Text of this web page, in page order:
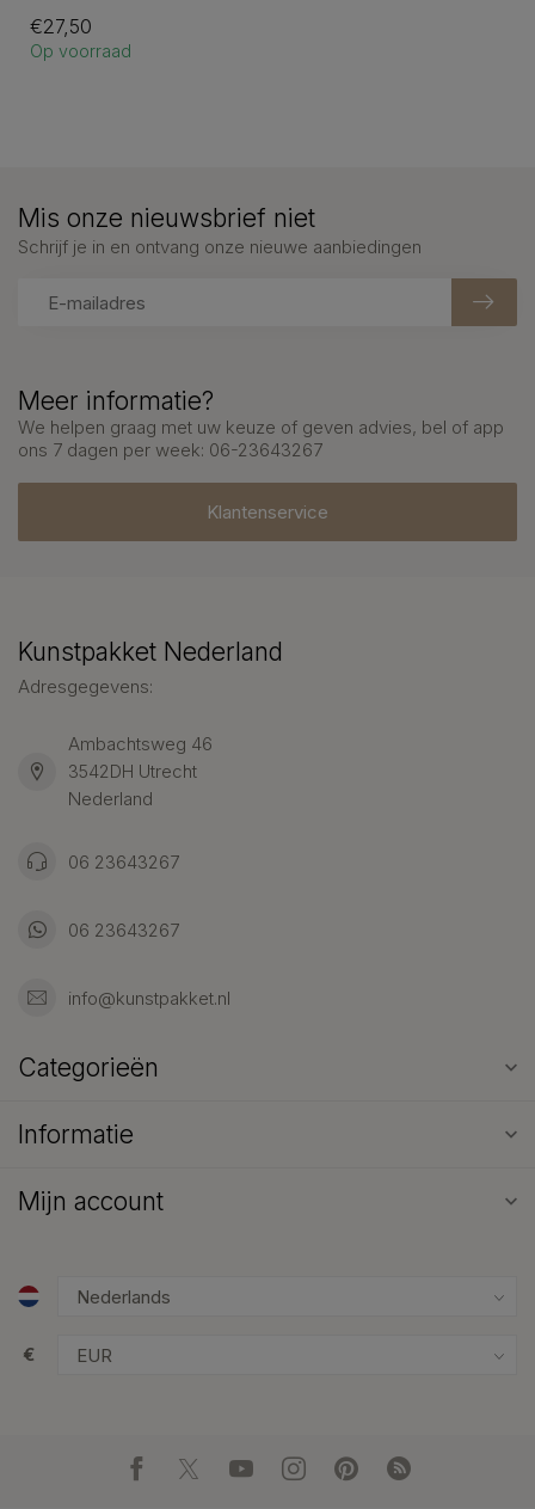
doorsnede 6 cm.
€27,50
Op voorraad
Meer informatie?
We helpen graag met uw keuze of geven advies, bel of app
ons 7 dagen per week: 06-23643267
Klantenservice
Mis onze nieuwsbrief niet
Schrijf je in en ontvang onze nieuwe aanbiedingen
Kunstpakket Nederland
Adresgegevens:
Ambachtsweg 46
3542DH Utrecht
Nederland
06 23643267
06 23643267
info@kunstpakket.nl
Categorieën
Informatie
Mijn account
€